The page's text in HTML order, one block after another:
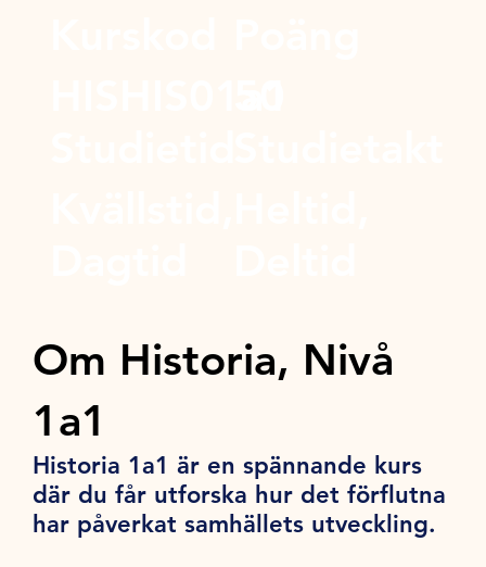
Om Historia, Nivå
1a1
Historia 1a1 är en spännande kurs
där du får utforska hur det förflutna
har påverkat samhällets utveckling.